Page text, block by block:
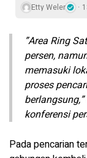
Etty Weler
​”Area Ring
persen,
memasuki
proses
konferensi
Pada pencarian